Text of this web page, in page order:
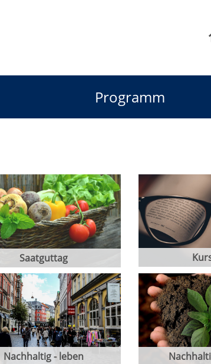
Programm
Saatguttag
Nachhaltig - leben